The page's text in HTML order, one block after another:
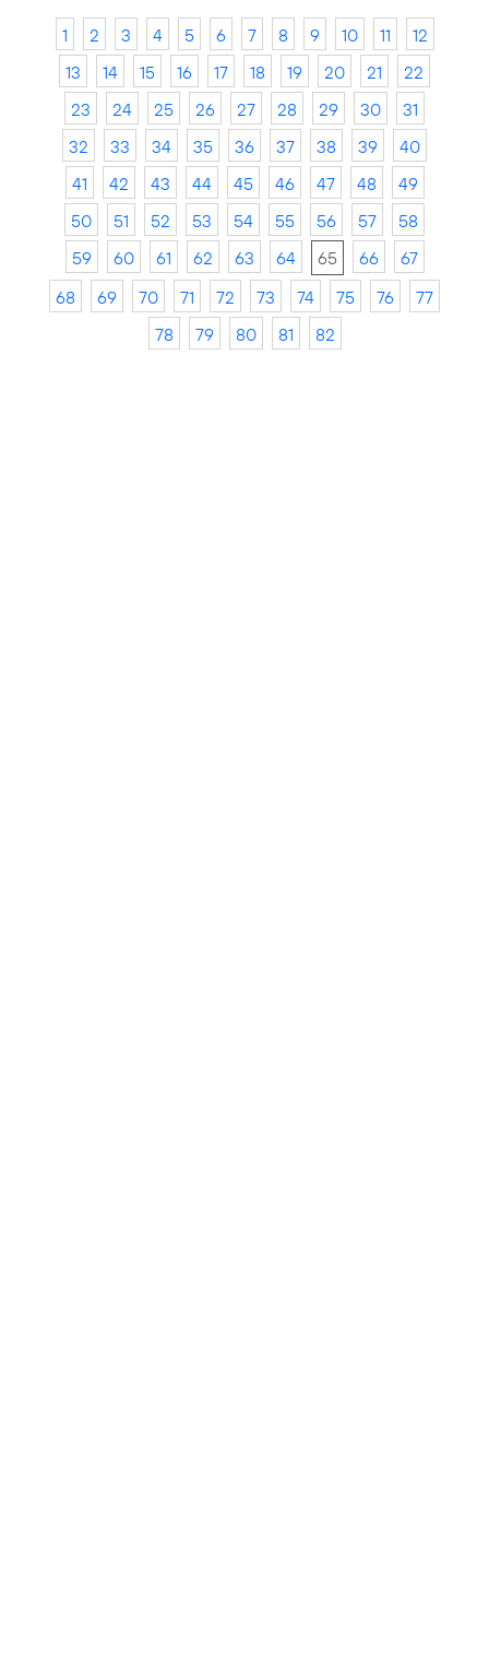
1 2 3 4 5 6 7 8 9 10 11
12
13
14 15 16 17 18 19 20 21
22
23
24 25 26 27 28 29 30
31
32
33 34 35 36 37 38 39
40
41
42 43 44 45 46 47 48
49
50
51 52 53 54 55 56 57
58
59
60 61 62 63 64 65 66
67
68
69 70 71 72 73 74 75 76
77
78
79 80 81 82